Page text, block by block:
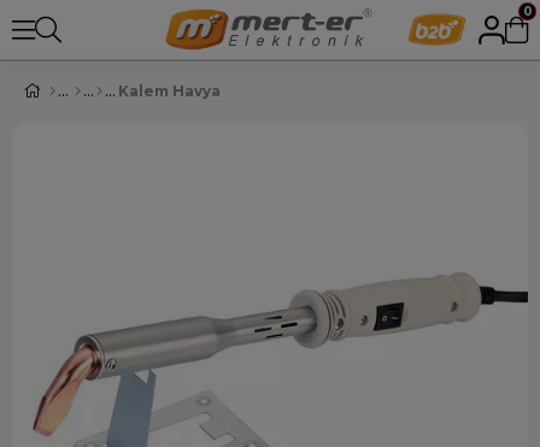
0
Kalem Havya